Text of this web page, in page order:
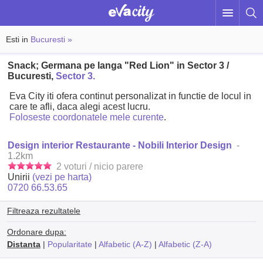
Esti in Bucuresti »
Snack; Germana pe langa "Red Lion" in Sector 3 /
Bucuresti,Sector 3.
Eva City iti ofera continut personalizat in functie de locul in
care te afli, daca alegi acest lucru.
Foloseste coordonatele mele curente.
Design interior Restaurante - Nobili Interior Design -
1.2km
2 voturi / nicio parere
Unirii (vezi pe harta)
0720 66.53.65
Filtreaza rezultatele
Ordonare dupa:
Distanta| Popularitate | Alfabetic (A-Z) | Alfabetic (Z-A)